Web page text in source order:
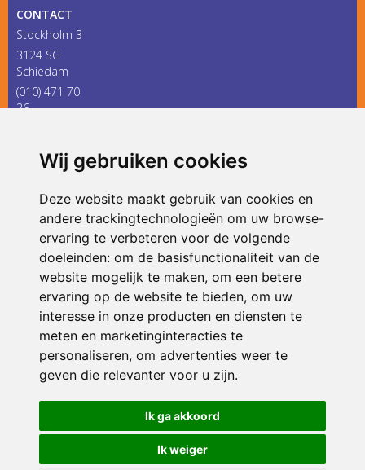
Wij gebruiken cookies
Deze website maakt gebruik van cookies en
andere trackingtechnologieën om uw browse-
ervaring te verbeteren voor de volgende
doeleinden: om de basisfunctionaliteit van de
website mogelijk te maken, om een betere
ervaring op de website te bieden, om uw
interesse in onze producten en diensten te
meten en marketinginteracties te
personaliseren, om advertenties weer te
geven die relevanter voor u zijn.
Ik ga akkoord
Ik weiger
CONTACT
Stockholm 3
3124 SG
Schiedam
(010) 471 70
36
ONDERDEEL VAN
© 2026 De Vlinder | Alle rechten voorbehouden
Privacy policy|Disclaimer| Klachtenregeling|RSIN en Anbi
voorkeuren
Crealisatie The MindOffice